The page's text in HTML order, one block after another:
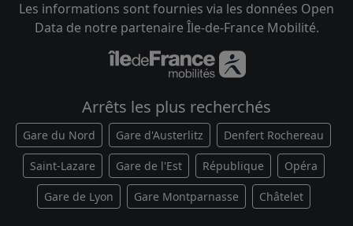
Les informations sont fournies via les données Open
Data de notre partenaire Île-de-France Mobilité.
Arrêts les plus recherchés
Gare du Nord Gare d'Austerlitz Denfert Rochereau
Saint-Lazare Gare de l'Est République Opéra
Gare de Lyon Gare Montparnasse Châtelet